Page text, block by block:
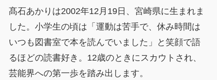
髙石あかりは2002年12月19日、宮崎県に生まれま
した。小学生の頃は「運動は苦手で、休み時間は
いつも図書室で本を読んでいました」と笑顔で語
るほどの読書好き。12歳のときにスカウトされ、
芸能界への第一歩を踏み出します。